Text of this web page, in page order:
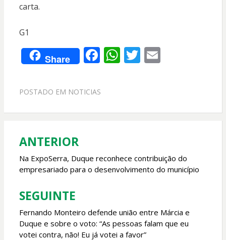
carta.
G1
Share F
e
o
k
W
A
p
T E
POSTADO EM NOTICIAS
Navegação
de
Post
ANTERIOR
Na ExpoSerra, Duque reconhece contribuição do
empresariado para o desenvolvimento do município
SEGUINTE
Fernando Monteiro defende união entre Márcia e
Duque e sobre o voto: “As pessoas falam que eu
votei contra, não! Eu já votei a favor”